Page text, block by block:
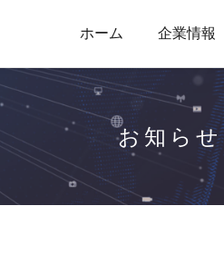
ホーム 企業情報
お知らせ